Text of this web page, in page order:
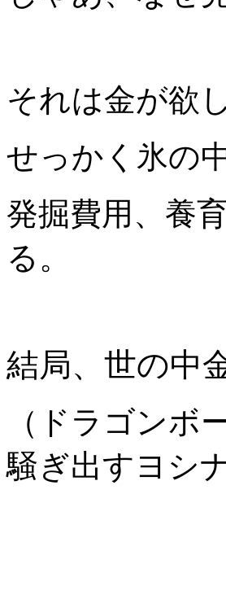
それは金が欲
せっかく氷の
発掘費用、養
る。
結局、世の中
（ドラゴンボ
騒ぎ出すヨシ